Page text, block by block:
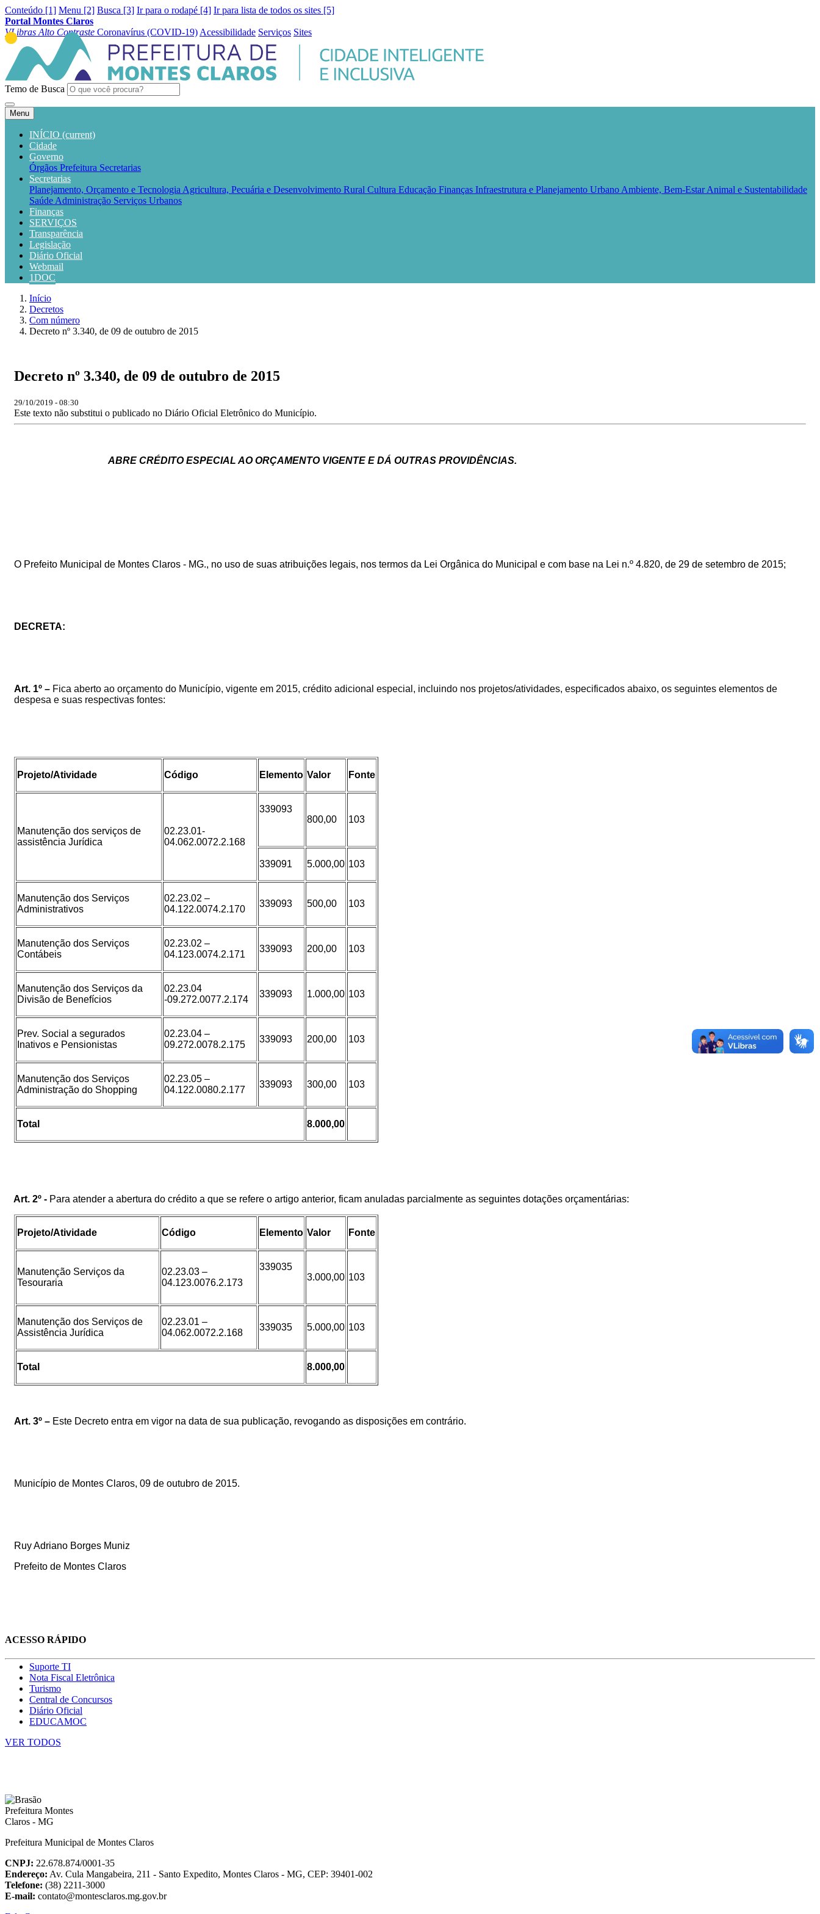
Conteúdo [1] Menu [2] Busca [3] Ir para o rodapé [4] Ir para lista de todos os sites [5]
Portal Montes Claros
VLibras Alto Contraste Coronavírus (COVID-19) Acessibilidade Serviços Sites
Temo de Busca
Menu
INÍCIO (current)
Cidade
Governo
Órgãos Prefeitura Secretarias
Secretarias
Planejamento, Orçamento e Tecnologia Agricultura, Pecuária e Desenvolvimento Rural Cultura Educação Finanças Infraestrutura e Planejamento Urbano Ambiente, Bem-Estar Animal e Sustentabilidade
Saúde Administração Serviços Urbanos
Finanças
SERVIÇOS
Transparência
Legislação
Diário Oficial
Webmail
1DOC
Início
Decretos
Com número
Decreto nº 3.340, de 09 de outubro de 2015
Decreto nº 3.340, de 09 de outubro de 2015
29/10/2019 - 08:30
Este texto não substitui o publicado no Diário Oficial Eletrônico do Município.
ABRE CRÉDITO ESPECIAL AO ORÇAMENTO VIGENTE E DÁ OUTRAS PROVIDÊNCIAS.
O Prefeito Municipal de Montes Claros - MG., no uso de suas atribuições legais, nos termos da Lei Orgânica do Municipal e com base na Lei n.º 4.820, de 29 de setembro de 2015;
DECRETA:
Art. 1º – Fica aberto ao orçamento do Município, vigente em 2015, crédito adicional especial, incluindo nos projetos/atividades, especificados abaixo, os seguintes elementos de
despesa e suas respectivas fontes:
Projeto/Atividade Código Elemento Valor Fonte
Manutenção dos serviços de
assistência Jurídica
02.23.01-
04.062.0072.2.168
339093
800,00
103
339091 5.000,00 103
Manutenção dos Serviços
Administrativos
02.23.02 –
04.122.0074.2.170
339093 500,00 103
Manutenção dos Serviços
Contábeis
02.23.02 –
04.123.0074.2.171
339093 200,00 103
Manutenção dos Serviços da
Divisão de Benefícios
02.23.04
-09.272.0077.2.174
339093 1.000,00 103
Prev. Social a segurados
Inativos e Pensionistas
02.23.04 –
09.272.0078.2.175
339093 200,00 103
Manutenção dos Serviços
Administração do Shopping
02.23.05 –
04.122.0080.2.177
339093 300,00 103
Total 8.000,00
Art. 2º - Para atender a abertura do crédito a que se refere o artigo anterior, ficam anuladas parcialmente as seguintes dotações orçamentárias:
Projeto/Atividade Código Elemento Valor Fonte
Manutenção Serviços da
Tesouraria
02.23.03 –
04.123.0076.2.173
339035
3.000,00 103
Manutenção dos Serviços de
Assistência Jurídica
02.23.01 –
04.062.0072.2.168
339035 5.000,00 103
Total 8.000,00
Art. 3º – Este Decreto entra em vigor na data de sua publicação, revogando as disposições em contrário.
Município de Montes Claros, 09 de outubro de 2015.
Ruy Adriano Borges Muniz
Prefeito de Montes Claros
ACESSO RÁPIDO
Suporte TI
Nota Fiscal Eletrônica
Turismo
Central de Concursos
Diário Oficial
EDUCAMOC
VER TODOS
Prefeitura Municipal de Montes Claros
CNPJ: 22.678.874/0001-35
Endereço: Av. Cula Mangabeira, 211 - Santo Expedito, Montes Claros - MG, CEP: 39401-002
Telefone: (38) 2211-3000
E-mail: contato@montesclaros.mg.gov.br